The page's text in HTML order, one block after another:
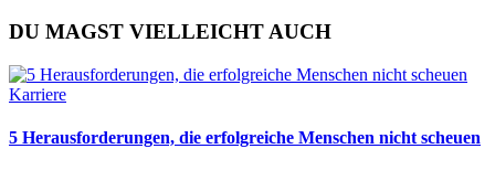
DU MAGST VIELLEICHT AUCH
Karriere
5 Herausforderungen, die erfolgreiche Menschen nicht scheuen